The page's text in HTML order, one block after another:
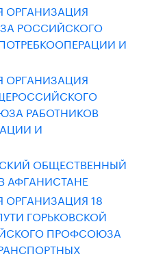
РОССИЙСКОГО
И
РАБОТНИКОВ
И
ОБЩЕСТВЕННЫЙ
18
ГОРЬКОВСКОЙ
ПРОФСОЮЗА